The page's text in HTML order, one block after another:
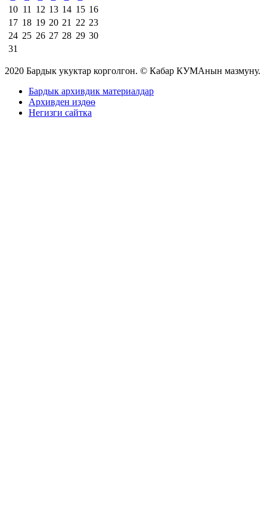
10 11 12 13 14 15 16
17 18 19 20 21 22 23
24 25 26 27 28 29 30
31
2020 Бардык укуктар корголгон. © Кабар КУМАнын мазмуну.
Бардык архивдик материалдар
Архивден издөө
Негизги сайтка